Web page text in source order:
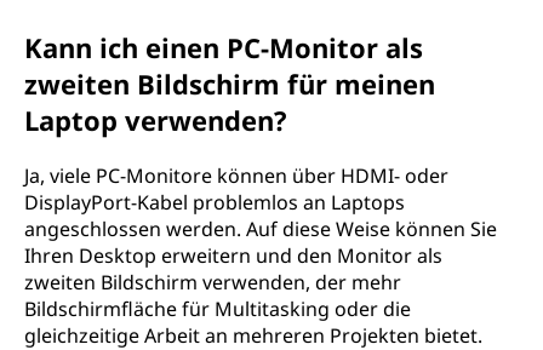
Kann ich einen PC-Monitor als
zweiten Bildschirm für meinen
Laptop verwenden?
Ja, viele PC-Monitore können über HDMI- oder
DisplayPort-Kabel problemlos an Laptops
angeschlossen werden. Auf diese Weise können Sie
Ihren Desktop erweitern und den Monitor als
zweiten Bildschirm verwenden, der mehr
Bildschirmfläche für Multitasking oder die
gleichzeitige Arbeit an mehreren Projekten bietet.